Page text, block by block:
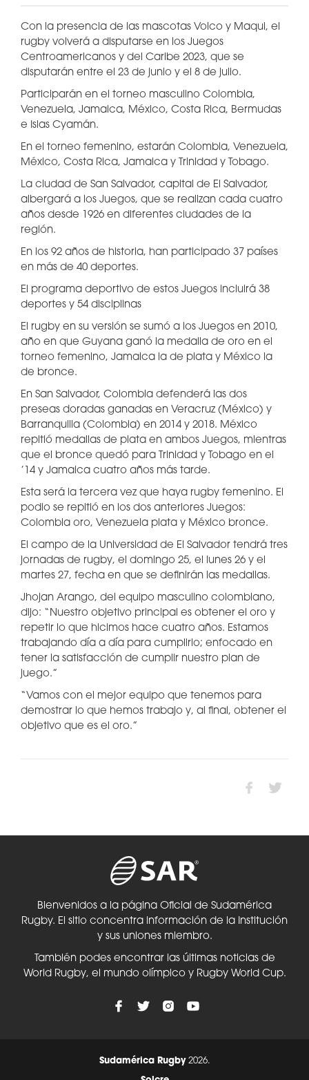
Con la presencia de las mascotas Volco y Maqui, el
rugby volverá a disputarse en los Juegos
Centroamericanos y del Caribe 2023, que se
disputarán entre el 23 de junio y el 8 de julio.
Participarán en el torneo masculino Colombia,
Venezuela, Jamaica, México, Costa Rica, Bermudas
e Islas Cyamán.
En el torneo femenino, estarán Colombia, Venezuela,
México, Costa Rica, Jamaica y Trinidad y Tobago.
La ciudad de San Salvador, capital de El Salvador,
albergará a los Juegos, que se realizan cada cuatro
años desde 1926 en diferentes ciudades de la
región.
En los 92 años de historia, han participado 37 países
en más de 40 deportes.
El programa deportivo de estos Juegos incluirá 38
deportes y 54 disciplinas
El rugby en su versión se sumó a los Juegos en 2010,
año en que Guyana ganó la medalla de oro en el
torneo femenino, Jamaica la de plata y México la
de bronce.
En San Salvador, Colombia defenderá las dos
preseas doradas ganadas en Veracruz (México) y
Barranquilla (Colombia) en 2014 y 2018. México
repitió medallas de plata en ambos Juegos, mientras
que el bronce quedó para Trinidad y Tobago en el
’14 y Jamaica cuatro años más tarde.
Esta será la tercera vez que haya rugby femenino. El
podio se repitió en los dos anteriores Juegos:
Colombia oro, Venezuela plata y México bronce.
El campo de la Universidad de El Salvador tendrá tres
jornadas de rugby, el domingo 25, el lunes 26 y el
martes 27, fecha en que se definirán las medallas.
Jhojan Arango, del equipo masculino colombiano,
dijo: “Nuestro objetivo principal es obtener el oro y
repetir lo que hicimos hace cuatro años. Estamos
trabajando día a día para cumplirlo; enfocado en
tener la satisfacción de cumplir nuestro plan de
juego.”
“Vamos con el mejor equipo que tenemos para
demostrar lo que hemos trabajo y, al final, obtener el
objetivo que es el oro.”
Bienvenidos a la página Oficial de Sudamérica
Rugby. El sitio concentra información de la Institución
y sus uniones miembro.
También podes encontrar las últimas noticias de
World Rugby, el mundo olímpico y Rugby World Cup.
Sudamérica Rugby2026.